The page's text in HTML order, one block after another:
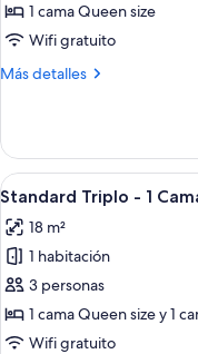
Casal
-
Cama
1 cama Queen size
Wifi gratuito
Más detalles
Más
Casal
1
Queen
Ver
todas
las
fotos
de
Standard
Triplo
4
Standard Triplo - 1
18 m²
1 habitación
3 personas
1 cama Queen size y 1
Wifi gratuito